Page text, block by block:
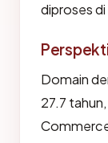
diproses
Domain
27.7